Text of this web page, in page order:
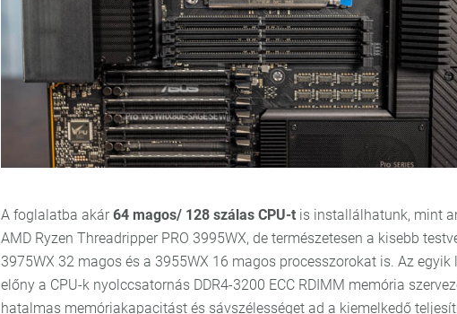
A foglalatba akár 64 magos/ 128 szálas CPU-tis installálhatunk, mint
AMD Ryzen Threadripper PRO 3995WX, de természetesen a kisebb
3975WX 32 magos és a 3955WX 16 magos processzorokat is. Az egyik
előny a CPU-k nyolccsatornás DDR4-3200 ECC RDIMM memória
hatalmas memóriakapacitást és sávszélességet ad a kiemelkedő